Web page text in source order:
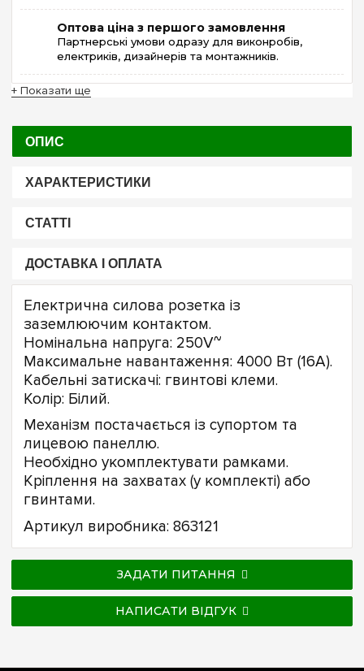
Оптова ціна з першого замовлення
Партнерські умови одразу для виконробів,
електриків, дизайнерів та монтажників.
+ Показати ще
ОПИС
ХАРАКТЕРИСТИКИ
СТАТТІ
ДОСТАВКА І ОПЛАТА
Електрична силова розетка із
заземлюючим контактом.
Номінальна напруга: 250V~
Максимальне навантаження: 4000 Вт (16А).
Кабельні затискачі: гвинтові клеми.
Колір: Білий.
Механізм постачається із супортом та
лицевою панеллю.
Необхідно укомплектувати рамками.
Кріплення на захватах (у комплекті) або
гвинтами.
Артикул виробника: 863121
ЗАДАТИ ПИТАННЯ
НАПИСАТИ ВІДГУК